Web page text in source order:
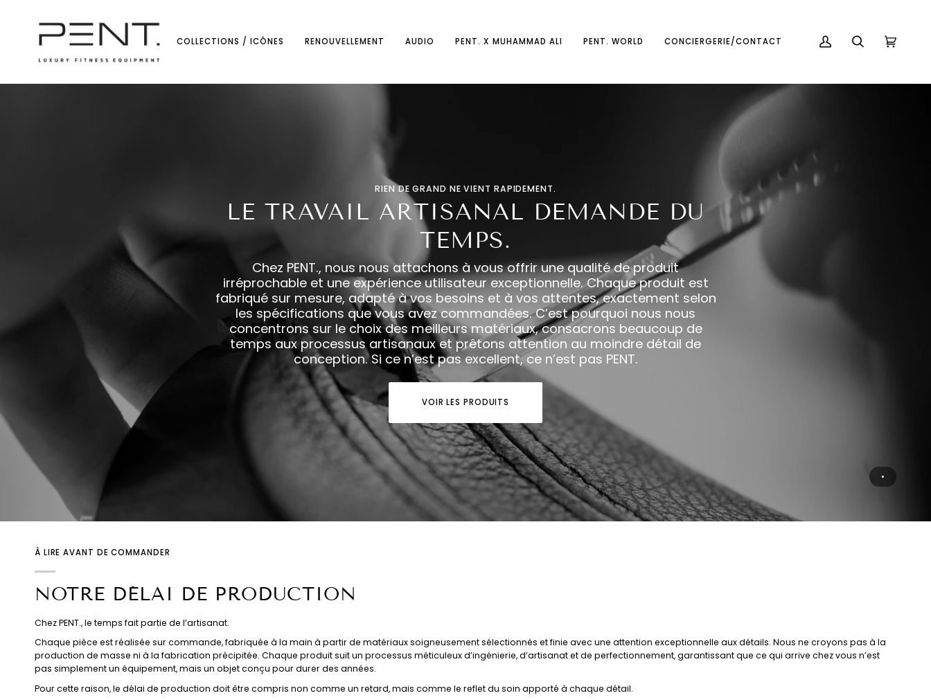
COLLECTIONS / ICÔNES RENOUVELLEMENT AUDIO PENT. X MUHAMMAD ALI PENT. WORLD CONCIERGERIE/CONTACT
MON
RECHERCHE
PANIER
RIEN DE GRAND NE VIENT RAPIDEMENT.
LE TRAVAIL ARTISANAL DEMANDE DU
TEMPS.
Chez PENT., nous nous attachons à vous offrir une qualité de produit
irréprochable et une expérience utilisateur exceptionnelle. Chaque produit est
fabriqué sur mesure, adapté à vos besoins et à vos attentes, exactement selon
les spécifications que vous avez commandées. C’est pourquoi nous nous
concentrons sur le choix des meilleurs matériaux, consacrons beaucoup de
temps aux processus artisanaux et prêtons attention au moindre détail de
conception. Si ce n’est pas excellent, ce n’est pas PENT.
VOIR LES PRODUITS
À LIRE AVANT DE COMMANDER
NOTRE DÉLAI DE PRODUCTION
Chez PENT., le temps fait partie de l’artisanat.
Chaque pièce est réalisée sur commande, fabriquée à la main à partir de matériaux soigneusement sélectionnés et finie avec une attention exceptionnelle aux détails. Nous ne croyons pas à la
production de masse ni à la fabrication précipitée. Chaque produit suit un processus méticuleux d’ingénierie, d’artisanat et de perfectionnement, garantissant que ce qui arrive chez vous n’est
pas simplement un équipement, mais un objet conçu pour durer des années.
Pour cette raison, le délai de production doit être compris non comme un retard, mais comme le reflet du soin apporté à chaque détail.